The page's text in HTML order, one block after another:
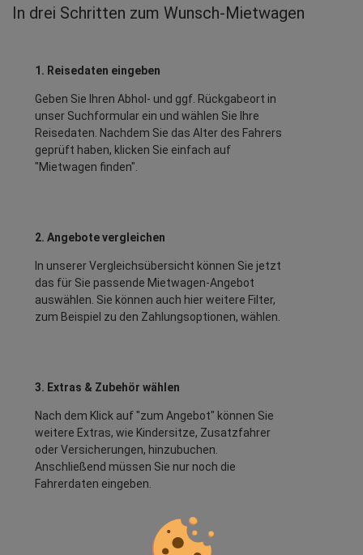
In drei Schritten zum Wunsch-Mietwagen
1. Reisedaten eingeben
Geben Sie Ihren Abhol- und ggf. Rückgabeort in
unser Suchformular ein und wählen Sie Ihre
Reisedaten. Nachdem Sie das Alter des Fahrers
geprüft haben, klicken Sie einfach auf
"Mietwagen finden".
2. Angebote vergleichen
In unserer Vergleichsübersicht können Sie jetzt
das für Sie passende Mietwagen-Angebot
auswählen. Sie können auch hier weitere Filter,
zum Beispiel zu den Zahlungsoptionen, wählen.
3. Extras & Zubehör wählen
Nach dem Klick auf "zum Angebot" können Sie
weitere Extras, wie Kindersitze, Zusatzfahrer
oder Versicherungen, hinzubuchen.
Anschließend müssen Sie nur noch die
Fahrerdaten eingeben.